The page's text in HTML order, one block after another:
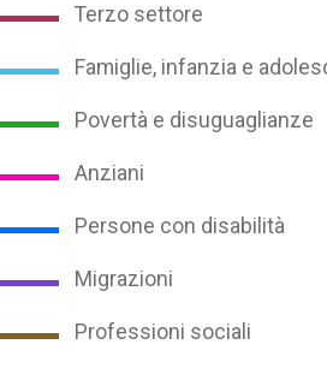
Terzo settore
Famiglie, infanzia e
Povertà e disuguaglianze
Anziani
Persone con disabilità
Migrazioni
Professioni sociali